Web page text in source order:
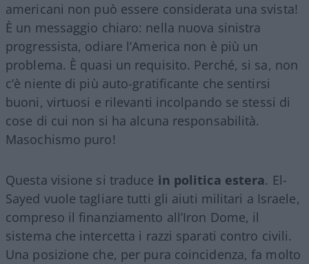
americani non può essere considerata una svista!
È un messaggio chiaro: nella nuova sinistra
progressista, odiare l’America non è più un
problema. È quasi un requisito. Perché, si sa, non
c’è niente di più auto-gratificante che sentirsi
buoni, virtuosi e rilevanti incolpando se stessi di
cose di cui non si ha alcuna responsabilità.
Masochismo puro!
Questa visione si traduce in politica estera. El-
Sayed vuole tagliare tutti gli aiuti militari a Israele,
compreso il finanziamento all’Iron Dome, il
sistema che intercetta i razzi sparati contro civili.
Una posizione che, per pura coincidenza, fa molto